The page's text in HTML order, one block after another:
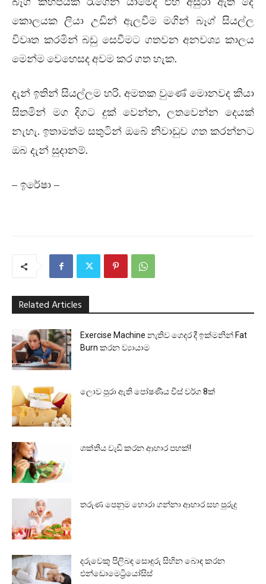
කොලයක ලියා උඩින් ඇලවීම මගින් බෑග් සියල්ල
විවෘත කරමින් බඩු සෙවීමට ගතවන අනවශ්‍ය කාලය
මෙන්ම වෙහෙසද අවම කර ගත හැක.
දැන් ඉතින් සියල්ලම හරි. අමතක වුණේ මොනවද කියා
සිතමින් මග දිගට දුක් වෙන්න, ලතවෙන්න දෙයක්
නැහැ. ඉතාමත්ම සතුටින් ඔබේ නිවාඩුව ගත කරන්නට
ඔබ දැන් සුදානම්.
– ඉරේෂා –
Related Articles
Exercise Machine නැතිව ගෙදර දී ඉක්මනින් Fat
Burn කරන ව්‍යායාම
ලොව පුරා ඇති පෝෂණීය චීස් වර්ග 8ක්
ශක්තිය වැඩි කරන ආහාර පහක්!
තරුණ පෙනුම හොරා ගන්නා ආහාර සහ පුරුදු
දරුවෙකු පිලිබඳ සොඳුරු සිහින බොඳ කරන
එන්ඩොමෙට්‍රියෝසිස්